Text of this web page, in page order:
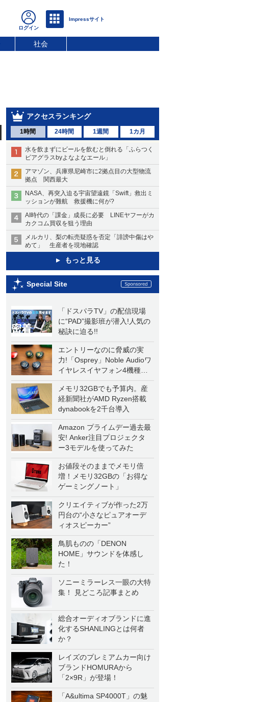
社会
アクセスランキング
1時間 24時間 1週間 1カ月
水を飲まずにビールを飲むと倒れる「ふらつく
ビアグラスbyよなよなエール」
アマゾン、兵庫県尼崎市に2拠点目の大型物流
拠点 関西最大
NASA、再突入迫る宇宙望遠鏡「Swift」救出ミ
ッションが難航 救援機に何が?
AI時代の「課金」成長に必要 LINEヤフーがカ
カクコム買収を狙う理由
メルカリ、梨の転売疑惑を否定「誹謗中傷はや
めて」 生産者を現地確認
もっと見る
Special Site
「ドスパラTV」の配信現場
に“PAD”撮影班が潜入!人気の
秘訣に迫る!!
エントリーなのに脅威の実
力!「Osprey」Noble Audioワ
イヤレスイヤフォン4機種を
一気に聴く
メモリ32GBでも予算内。産
経新聞社がAMD Ryzen搭載
dynabookを2千台導入
Amazon プライムデー過去最
安! Anker注目プロジェクタ
ー3モデルを使ってみた
お値段そのままでメモリ倍
増！メモリ32GBの「お得な
ゲーミングノート」
クリエイティブが作った2万
円台の“小さなピュアオーデ
ィオスピーカー”
鳥肌ものの「DENON
HOME」サウンドを体感し
た！
ソニーミラーレス一眼の大特
集！ 見どころ記事まとめ
総合オーディオブランドに進
化するSHANLINGとは何者
か？
レイズのプレミアムカー向け
ブランドHOMURAから
「2×9R」が登場！
「A&ultima SP4000T」の魅